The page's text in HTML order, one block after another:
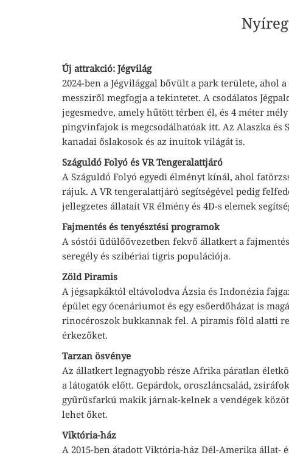
Új attrakció: Jégvilág
2024-ben a Jégvilággal bővült a park területe,
messziről megfogja a tekintetet. A csodálatos
jegesmedve, amely hűtött térben él, és 4 méter
pingvinfajok is megcsodálhatóak itt. Az Alaszka
kanadai őslakosok és az inuitok világát is.
Száguldó Folyó és VR Tengeralattjáró
A Száguldó Folyó egyedi élményt kínál, ahol
rájuk. A VR tengeralattjáró segítségével pedig
jellegzetes állatait VR élmény és 4D-s elemek
Fajmentés és tenyésztési programok
A sóstói üdülőövezetben fekvő állatkert a
seregély és szibériai tigris populációja.
Zöld Piramis
A jégsapkáktól eltávolodva Ázsia és Indonézia
épület egy ócenáriumot és egy esőerdőházat is
rinocéroszok bukkannak fel. A piramis föld alatti
érkezőket.
Tarzan ösvénye
Az állatkert legnagyobb része Afrika páratlan
a látogatók előtt. Gepárdok, oroszláncsalád,
gyűrűsfarkú makik járnak-kelnek a vendégek
lehet őket.
Viktória-ház
A 2015-ben átadott Viktória-ház Dél-Amerika